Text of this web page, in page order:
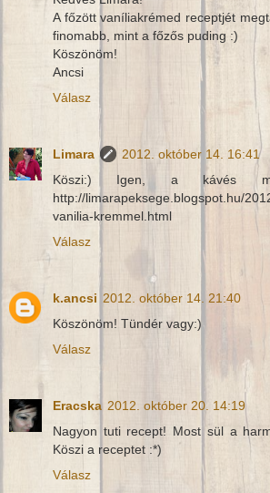
A főzött vaníliakrémed receptjét
finomabb, mint a főzős puding :)
Köszönöm!
Ancsi
Válasz
Limara
2012. október 14. 16:41
Köszi:) Igen, a kávés
http://limarapeksege.blogspot.hu/
vanilia-kremmel.html
Válasz
k.ancsi 2012. október 14. 21:40
Köszönöm! Tündér vagy:)
Válasz
Eracska 2012. október 20. 14:19
Nagyon tuti recept! Most sül a
Köszi a receptet :*)
Válasz